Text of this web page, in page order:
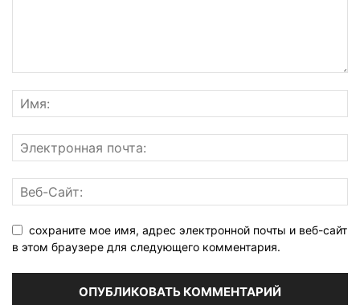
сохраните мое имя, адрес электронной почты и веб-сайт
в этом браузере для следующего комментария.